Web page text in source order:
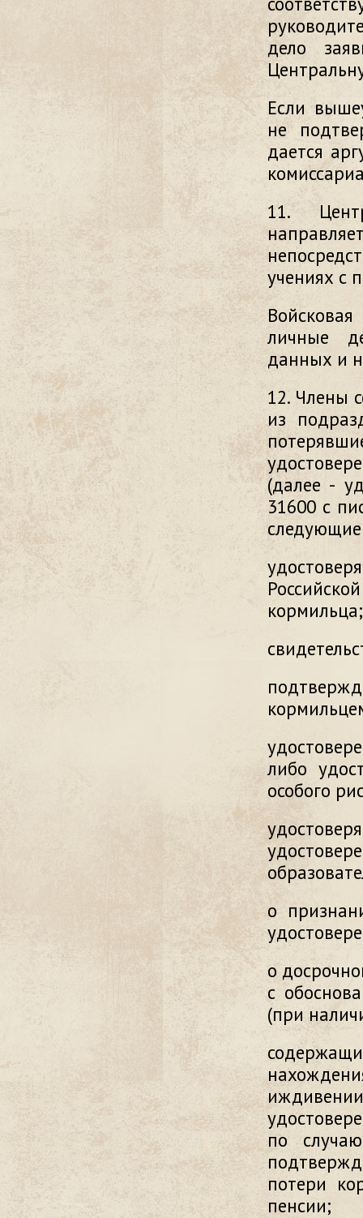
дело
Если
не
дается
11.
учениях с
личные
данных и
12. Члены
из
(далее -
31600 с
кормильца;
либо
особого
о
о
с
(при
по
потери
пенсии;